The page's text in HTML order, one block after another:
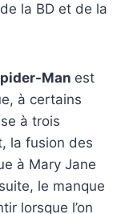
la BD et de la
Man est
à certains
à trois
la fusion des
à Mary Jane
le manque
lorsque l’on